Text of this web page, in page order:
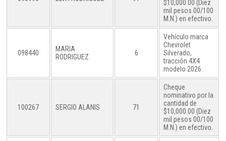
$10,000.00 (Diez
mil pesos 00/100
M.N.) en efectivo.
098440
MARIA
RODRIGUEZ
6
Vehículo marca
Chevrolet
Silverado,
tracción 4X4
modelo 2026.
100267 SERGIO ALANIS 71
Cheque
nominativo por la
cantidad de
$10,000.00 (Diez
mil pesos 00/100
M.N.) en efectivo.